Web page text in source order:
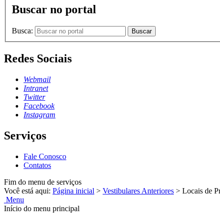
Buscar no portal
Busca: Buscar
Redes Sociais
Webmail
Intranet
Twitter
Facebook
Instagram
Serviços
Fale Conosco
Contatos
Fim do menu de serviços
Você está aqui: Página inicial > Vestibulares Anteriores > Locais de
Menu
Início do menu principal